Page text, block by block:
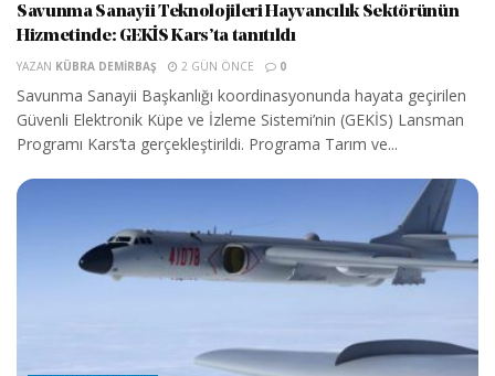
Savunma Sanayii Teknolojileri Hayvancılık Sektörünün
Hizmetinde: GEKİS Kars’ta tanıtıldı
YAZAN KÜBRA DEMIRBAŞ 2 GÜN ÖNCE 0
Savunma Sanayii Başkanlığı koordinasyonunda hayata geçirilen
Güvenli Elektronik Küpe ve İzleme Sistemi’nin (GEKİS) Lansman
Programı Kars’ta gerçekleştirildi. Programa Tarım ve...